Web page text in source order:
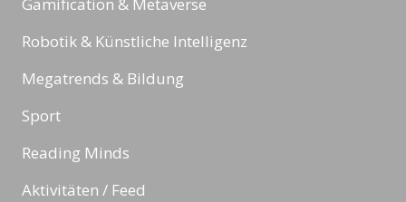
Robotik & Künstliche Intelligenz
Megatrends & Bildung
Sport
Reading Minds
Aktivitäten / Feed